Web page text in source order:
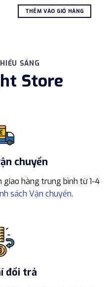
₫.
là:
1.685.000 ₫.
THÊM VÀO GIỎ HÀNG
SÁNG
Store
chuyển
giao hàng trung bình từ 1-4
sách Vận chuyển.
đổi trả